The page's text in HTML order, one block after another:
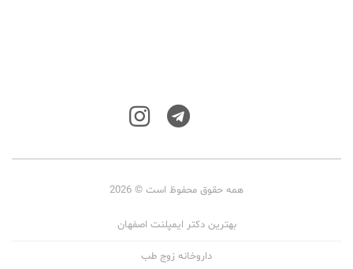
همه حقوق محفوظ است © 2026
بهترین دکتر ایمپلنت اصفهان
داروخانه زوج طب